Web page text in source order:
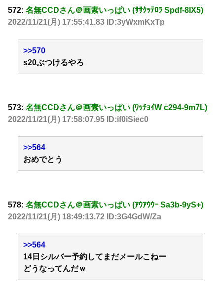
572: 名無CCDさん＠画素いっぱい (ｻｻｸｯﾃﾛﾗ Spdf-8IX5)
2022/11/21(月) 17:55:41.83 ID:3yWxmKxTp
>>570
s20ぶつけるやろ
573: 名無CCDさん＠画素いっぱい (ﾜｯﾁｮｲW c294-9m7L)
2022/11/21(月) 17:58:07.95 ID:if0iSiec0
>>564
おめでとう
578: 名無CCDさん＠画素いっぱい (ｱｳｱｳｳｰ Sa3b-9yS+)
2022/11/21(月) 18:49:13.72 ID:3G4GdW/Za
>>564
14日シルバー予約してまだメールこねー
どうなってんだｗ